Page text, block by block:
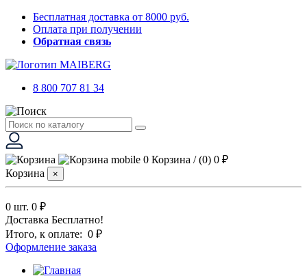
Бесплатная доставка от 8000 руб.
Оплата при получении
Обратная связь
8 800 707 81 34
0 Корзина /(0) 0 ₽
Корзина
×
0 шт. 0 ₽
Доставка Бесплатно!
Итого, к оплате: 0 ₽
Оформление заказа